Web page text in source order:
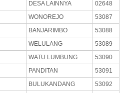
DESA LAINNYA
02648
WONOREJO
53087
BANJARIMBO
53088
WELULANG
53089
WATU LUMBUNG
53090
PANDITAN
53091
BULUKANDANG
53092